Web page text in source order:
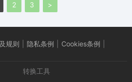
2 3 >
规则 隐私条例 Cookies条例
转换工具